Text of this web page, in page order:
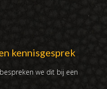
kennisgesprek
we dit bij een